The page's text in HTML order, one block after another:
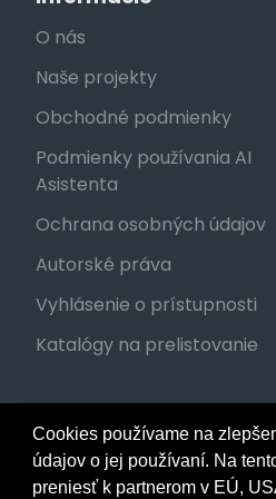
Cookies používame na
údajov o jej používaní. Na
preniesť k partnerom v EÚ,
O nás
Naše projekty
Obchodné podmienky
Podmienky používania AI
Asistenta
Ochrana osobných údajov
Autorské práva
Vyhlásenie o prístupnosti
Katalógy na prelistovanie
Dobrý deň, ako vám môžem
pomôcť?